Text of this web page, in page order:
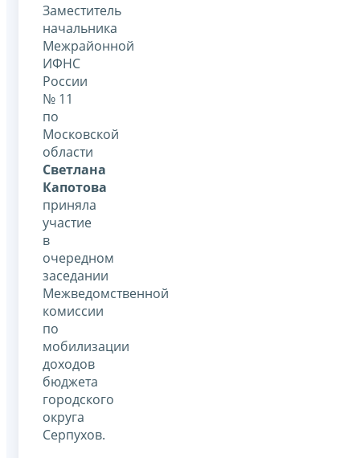
Заместитель
начальника
Межрайонной
ИФНС
России
№ 11
по
Московской
области
Светлана
Капотова
приняла
участие
в
очередном
заседании
Межведомственной
комиссии
по
мобилизации
доходов
бюджета
городского
округа
Серпухов.